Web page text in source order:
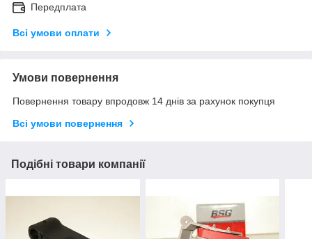
Передплата
Всі умови оплати
Умови повернення
Повернення товару впродовж 14 днів за рахунок покупця
Всі умови повернення
Подібні товари компанії